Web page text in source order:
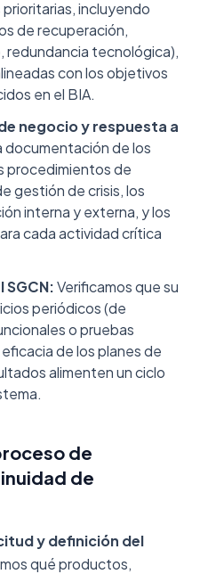
incluyendo
de recuperación,
redundancia tecnológica),
con los objetivos
en el BIA.
negocio y respuesta a
documentación de los
procedimientos de
gestión de crisis, los
interna y externa, y los
cada actividad crítica
SGCN:Verificamos que su
periódicos (de
o pruebas
de los planes de
alimenten un ciclo
de
de
y definición del
qué productos,